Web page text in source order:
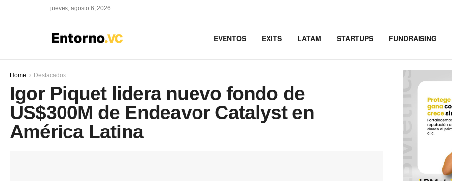
jueves, agosto 6, 2026
EVENTOS EXITS LATAM STARTUPS FUNDRAISING
Home Destacados
Igor Piquet lidera nuevo fondo de
US$300M de Endeavor Catalyst en
América Latina